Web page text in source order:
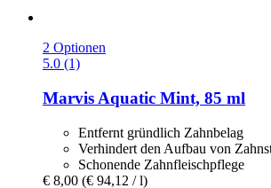
2 Optionen
5.0 (1)
Marvis Aquatic Mint, 85 ml
Entfernt gründlich Zahnbelag
Verhindert den Aufbau von
Schonende Zahnfleischpflege
€ 8,00 (€ 94,12 / l)